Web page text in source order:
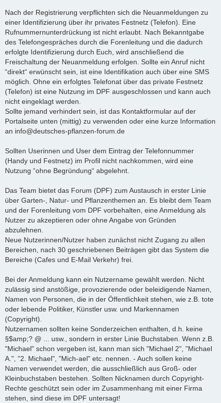
Nach der Registrierung verpflichten sich die Neuanmeldungen zu
einer Identifizierung über ihr privates Festnetz (Telefon). Eine
Rufnummernunterdrückung ist nicht erlaubt. Nach Bekanntgabe
des Telefongespräches durch die Forenleitung und die dadurch
erfolgte Identifizierung durch Euch, wird anschließend die
Freischaltung der Neuanmeldung erfolgen. Sollte ein Anruf nicht
“direkt“ erwünscht sein, ist eine Identifikation auch über eine SMS
möglich. Ohne ein erfolgtes Telefonat über das private Festnetz
(Telefon) ist eine Nutzung im DPF ausgeschlossen und kann auch
nicht eingeklagt werden.
Sollte jemand verhindert sein, ist das Kontaktformular auf der
Portalseite unten (mittig) zu verwenden oder eine kurze Information
an info@deutsches-pflanzen-forum.de
Sollten Userinnen und User dem Eintrag der Telefonnummer
(Handy und Festnetz) im Profil nicht nachkommen, wird eine
Nutzung “ohne Begründung“ abgelehnt.
Das Team bietet das Forum (DPF) zum Austausch in erster Linie
über Garten-, Natur- und Pflanzenthemen an. Es bleibt dem Team
und der Forenleitung vom DPF vorbehalten, eine Anmeldung als
Nutzer zu akzeptieren oder ohne Angabe von Gründen
abzulehnen.
Neue Nutzerinnen/Nutzer haben zunächst nicht Zugang zu allen
Bereichen, nach 30 geschriebenen Beiträgen gibt das System die
Bereiche (Cafes und E-Mail Verkehr) frei.
Bei der Anmeldung kann ein Nutzername gewählt werden. Nicht
zulässig sind anstößige, provozierende oder beleidigende Namen,
Namen von Personen, die in der Öffentlichkeit stehen, wie z.B. tote
oder lebende Politiker, Künstler usw. und Markennamen
(Copyright).
Nutzernamen sollten keine Sonderzeichen enthalten, d.h. keine
§$amp;? @ ... usw., sondern in erster Linie Buchstaben. Wenn z.B.
"Michael" schon vergeben ist, kann man sich "Michael 2", "Michael
A.", "2. Michael", "Mich-ael" etc. nennen. - Auch sollen keine
Namen verwendet werden, die ausschließlich aus Groß- oder
Kleinbuchstaben bestehen. Sollten Nicknamen durch Copyright-
Rechte geschützt sein oder im Zusammenhang mit einer Firma
stehen, sind diese im DPF untersagt!